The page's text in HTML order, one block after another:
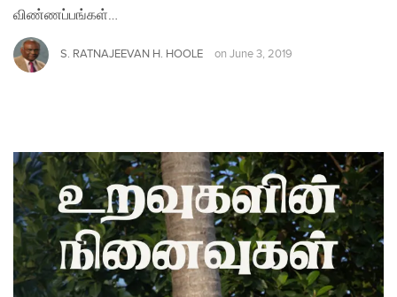
விண்ணப்பங்கள்…
S. RATNAJEEVAN H. HOOLE on June 3, 2019